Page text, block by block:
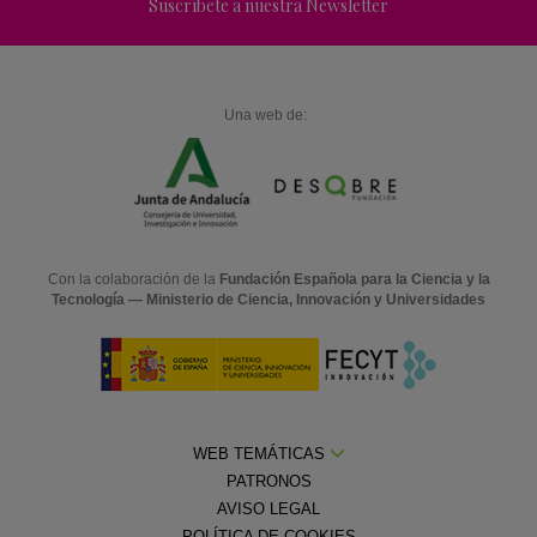
Suscríbete a nuestra Newsletter
Una web de:
Con la colaboración de la Fundación Española para la Ciencia y la
Tecnología — Ministerio de Ciencia, Innovación y Universidades
WEB TEMÁTICAS
PATRONOS
AVISO LEGAL